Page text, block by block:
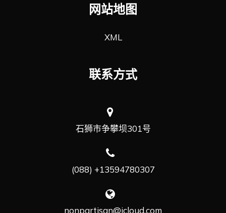
网站地图
XML
联系方式
石狮市争攀坝301号
(088) +13594780307
nonpartisan@icloud.com